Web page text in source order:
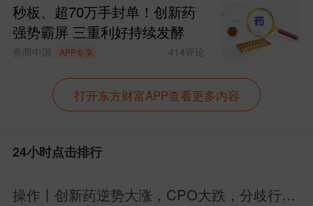
秒板、超70万手封单！创新药
强势霸屏 三重利好持续发酵
券商中国 APP专享 414评论
打开东方财富APP查看更多内容
24小时点击排行
操作丨创新药逆势大涨，CPO大跌，分歧行情